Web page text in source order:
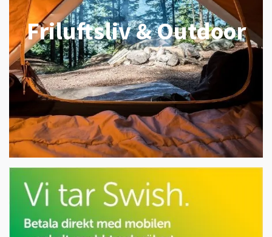
Friluftsliv & Outdoor